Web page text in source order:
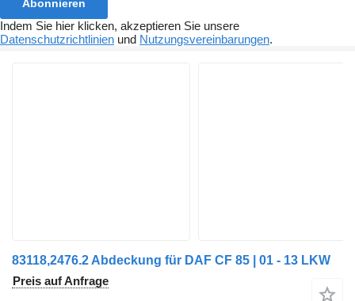
Abonnieren
Indem Sie hier klicken, akzeptieren Sie unsere
Datenschutzrichtlinien und Nutzungsvereinbarungen.
83118,2476.2 Abdeckung für DAF CF 85 | 01 - 13 LKW
Preis auf Anfrage